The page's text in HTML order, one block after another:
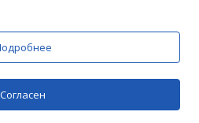
права защищены.
Согласен